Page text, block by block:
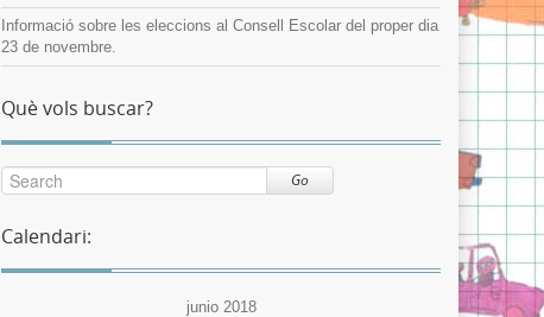
Informació sobre les eleccions al Consell Escolar del proper dia
23 de novembre.
Què vols buscar?
Go
Calendari:
junio 2018